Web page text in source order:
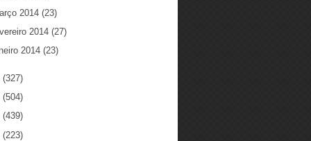
2014 (23)
2014 (27)
2014 (23)
(327)
(504)
(439)
(223)